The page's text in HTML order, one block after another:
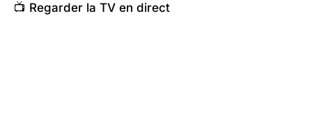
📺 Regarder la TV en direct